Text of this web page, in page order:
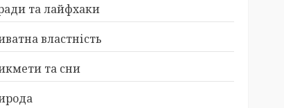
та лайфхаки
властність
та сни